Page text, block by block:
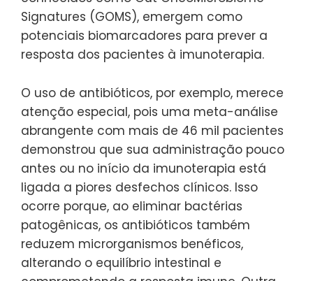
Signatures (GOMS), emergem como
potenciais biomarcadores para prever a
resposta dos pacientes à imunoterapia.
O uso de antibióticos, por exemplo, merece
atenção especial, pois uma meta-análise
abrangente com mais de 46 mil pacientes
demonstrou que sua administração pouco
antes ou no início da imunoterapia está
ligada a piores desfechos clínicos. Isso
ocorre porque, ao eliminar bactérias
patogênicas, os antibióticos também
reduzem microrganismos benéficos,
alterando o equilíbrio intestinal e